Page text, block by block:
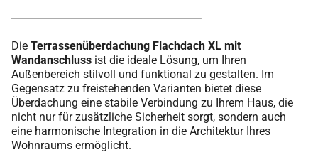
Die Terrassenüberdachung Flachdach XL mit
Wandanschluss ist die ideale Lösung, um Ihren
Außenbereich stilvoll und funktional zu gestalten. Im
Gegensatz zu freistehenden Varianten bietet diese
Überdachung eine stabile Verbindung zu Ihrem Haus, die
nicht nur für zusätzliche Sicherheit sorgt, sondern auch
eine harmonische Integration in die Architektur Ihres
Wohnraums ermöglicht.